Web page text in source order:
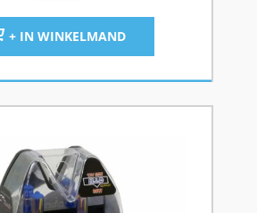
+ IN WINKELMAND